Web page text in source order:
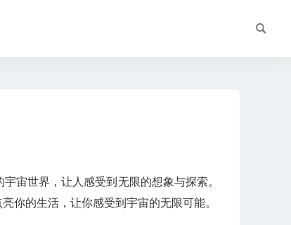
宙世界，让人感受到无限的想象与探索。
你的生活，让你感受到宇宙的无限可能。